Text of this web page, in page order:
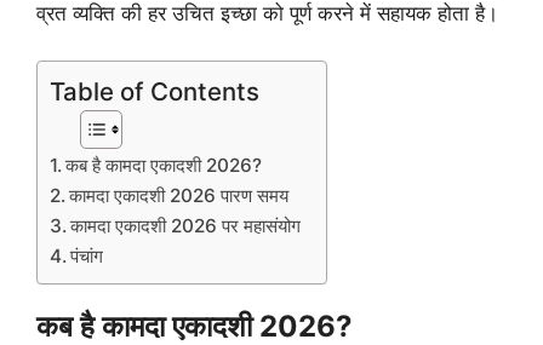
व्रत व्यक्ति की हर उचित इच्छा को पूर्ण करने में सहायक होता है।
Table of Contents
कब है कामदा एकादशी 2026?
कामदा एकादशी 2026 पारण समय
कामदा एकादशी 2026 पर महासंयोग
पंचांग
कब है कामदा एकादशी 2026?